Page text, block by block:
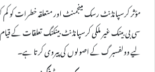
مؤثر کرسپانڈنٹ رسک مینجمنٹ اور متعلقہ خطرات کو
سی بی بینک غیر ملکی کرسپانڈنٹ بینکنگ تعلقات کے
لیے وولفسبرگ کے اصولوں کی پیروی کرتا ہے۔